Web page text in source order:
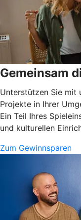
Gemeinsam
Unterstützen Sie mit
Projekte in Ihrer
Ein Teil Ihres
und kulturellen
Zum Gewinnsparen